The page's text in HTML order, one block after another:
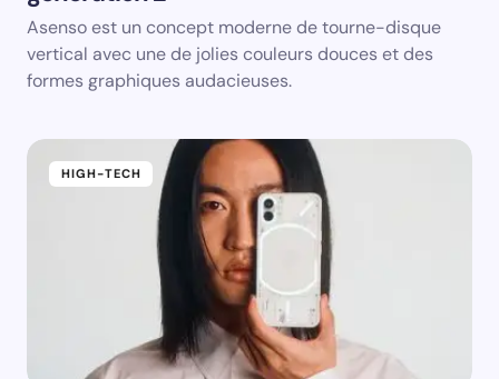
Asenso est un concept moderne de tourne-disque
vertical avec une de jolies couleurs douces et des
formes graphiques audacieuses.
HIGH-TECH